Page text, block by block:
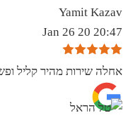
Yamit Kazav
20:47 20 Jan 26
אחלה שירות מהיר קליל